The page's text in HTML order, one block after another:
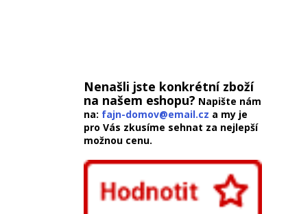
Nenašli jste konkrétní zboží
na našem eshopu? Napište nám
na: fajn-domov@email.cz a my je
pro Vás zkusíme sehnat za nejlepší
možnou cenu.